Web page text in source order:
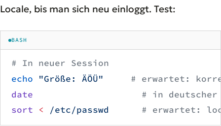
Locale, bis man sich neu einloggt. Test:
BASH
# In neuer Session
echo "Größe: ÄÖÜ"
# erwartet:
date
# in
sort < /etc/passwd
# erwartet: